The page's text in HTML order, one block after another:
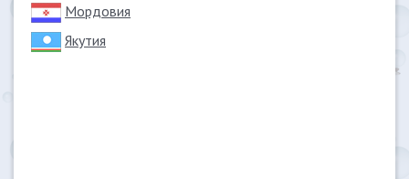
Мордовия
Якутия